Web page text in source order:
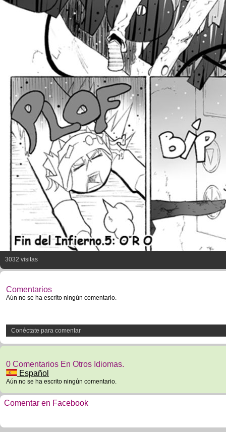
3032 visitas
Comentarios
Aún no se ha escrito ningún comentario.
Conéctate para comentar
0 Comentarios En Otros Idiomas.
Español
Aún no se ha escrito ningún comentario.
Comentar en Facebook